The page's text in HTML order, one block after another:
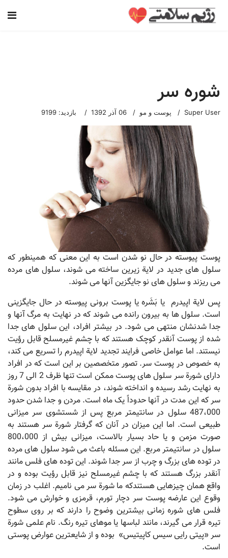
شوره سر
Super User پوست و مو 06 آذر 1392 بازدید: 9199
پوست پیوسته در حال نو شدن است به این معنی که همینطور که
سلول های جدید در لایة زیرین ساخته می شوند، سلول های مرده
می ریزند و سلول های نو جایگزین آنها می شوند.
پس لایة اپیدرم یا بَشَره یا پوست برونی پیوسته در حال جایگزینی
است. سلول ها به بیرون رانده می شوند که در نهایت به مرگ آنها و
جدا شدنشان منتهی می شود. در بیشتر افراد، این سلول های جدا
شده از پوست آنقدر کوچک هستند که با چشم غیرمسلح قابل رؤیت
نیستند. اما عوامل خاصی فرایند تجدید لایة اپیدرم را تسریع می کند،
به خصوص در پوست سر. تصور متخصصین بر این است که در افراد
دارای شورة سر سلول های پوست ممکن است تنها ظرف 2 الی 7 روز
به نهایت رشد رسیده و انداخته شوند، در مقایسه با افراد بدون شورة
سر که این مدت در آنها حدوداً یک ماه است. مردن و جدا شدن حدود
487،000 سلول در سانتیمتر مربع پس از شستشوی سر میزانی
طبیعی است. اما این میزان در آنان که گرفتار شورة سر هستند به
صورت مزمن و یا حاد بسیار بالاست، میزانی بیش از 800،000
سلول در سانتیمتر مربع. این مسئله باعث می شود سلول های مرده
در توده های بزرگ و چرب از سر جدا شوند. این توده های فلس مانند
آنقدر بزرگ هستند که با چشم غیرمسلح نیز قابل رؤیت بوده و در
واقع همان چیزهایی هستندکه ما شورة سر می نامیم. اغلب در زمان
وقوع این عارضه پوست سر دچار تورم، قرمزی و خوارش می شود.
فلس های شوره زمانی بیشترین وضوح را دارند که بر روی سطوح
تیره قرار می گیرند، مانند لباسها یا موهای تیره رنگ. نام علمی شورة
سر «پیتی رایی سیس کاپیتیس» بوده و از شایعترین عوارض پوستی
است.